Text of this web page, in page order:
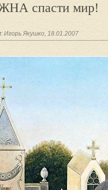
Переводы
Сценарии[16]
спасти мир!
Игорь Якушко, 18.01.2007